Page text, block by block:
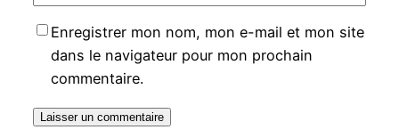
Enregistrer mon nom, mon e-mail et mon site
dans le navigateur pour mon prochain
commentaire.